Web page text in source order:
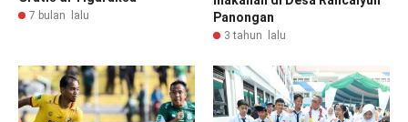
7 bulan lalu
Panongan
3 tahun lalu